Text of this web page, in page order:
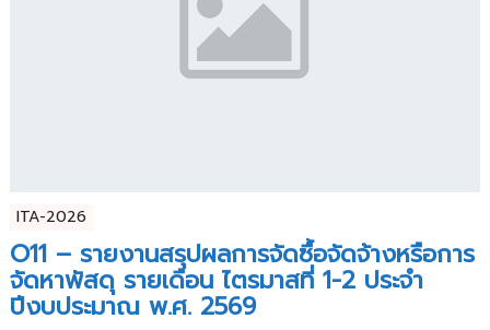
ITA-2026
O11 – รายงานสรุปผลการจัดซื้อจัดจ้างหรือการ
จัดหาพัสดุ รายเดือน ไตรมาสที่ 1-2 ประจำ
ปีงบประมาณ พ.ศ. 2569